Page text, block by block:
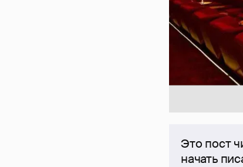
Это пост
начать